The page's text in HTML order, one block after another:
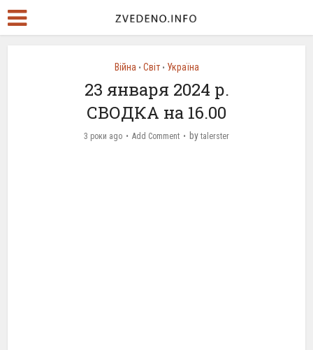
Війна • Світ • Україна
23 января 2024 р.
СВОДКА на 16.00
3 роки ago Add Comment by talerster